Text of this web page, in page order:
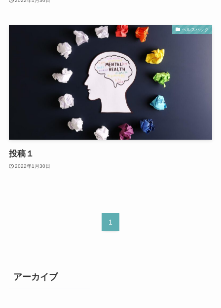
ヘルスハック
投稿１
2022年1月30日
1
アーカイブ